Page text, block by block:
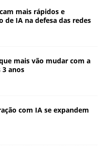
mais rápidos e
de IA na defesa das redes
mais vão mudar com a
anos
com IA se expandem